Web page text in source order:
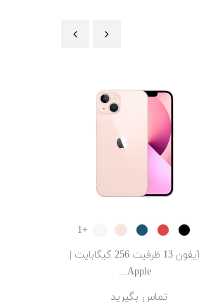
Black
RED
Blue
Pink
Starlight
+1
آیفون 13 ظرفیت 256 گیگابایت |
Apple...
تماس بگیرید